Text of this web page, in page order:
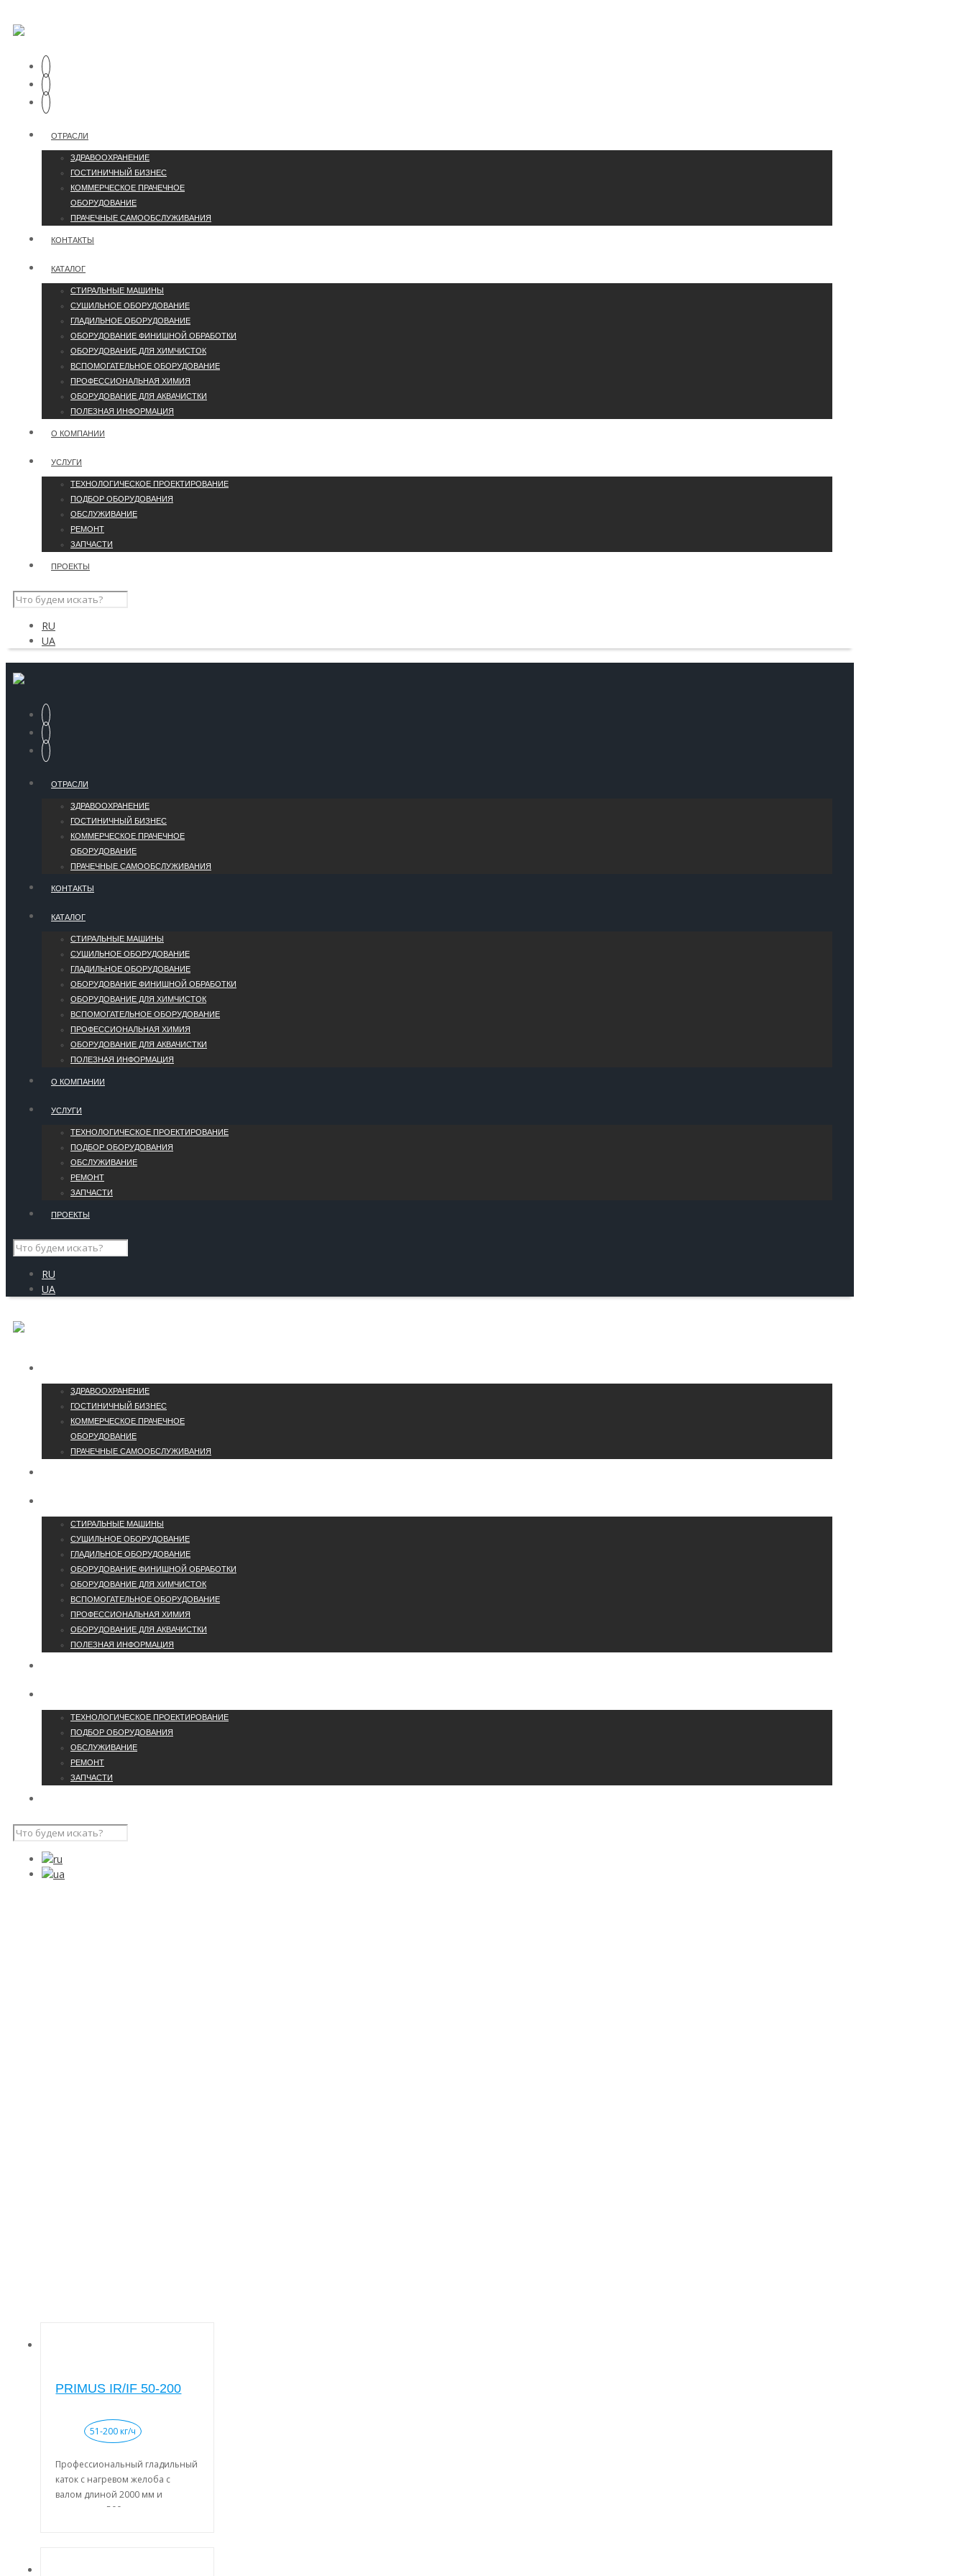
ОТРАСЛИ
ЗДРАВООХРАНЕНИЕ
ГОСТИНИЧНЫЙ БИЗНЕС
КОММЕРЧЕСКОЕ ПРАЧЕЧНОЕ
ОБОРУДОВАНИЕ
ПРАЧЕЧНЫЕ САМООБСЛУЖИВАНИЯ
КОНТАКТЫ
КАТАЛОГ
СТИРАЛЬНЫЕ МАШИНЫ
СУШИЛЬНОЕ ОБОРУДОВАНИЕ
ГЛАДИЛЬНОЕ ОБОРУДОВАНИЕ
ОБОРУДОВАНИЕ ФИНИШНОЙ ОБРАБОТКИ
ОБОРУДОВАНИЕ ДЛЯ ХИМЧИСТОК
ВСПОМОГАТЕЛЬНОЕ ОБОРУДОВАНИЕ
ПРОФЕССИОНАЛЬНАЯ ХИМИЯ
ОБОРУДОВАНИЕ ДЛЯ АКВАЧИСТКИ
ПОЛЕЗНАЯ ИНФОРМАЦИЯ
О КОМПАНИИ
УCЛУГИ
ТЕХНОЛОГИЧЕСКОЕ ПРОЕКТИРОВАНИЕ
ПОДБОР ОБОРУДОВАНИЯ
ОБСЛУЖИВАНИЕ
РЕМОНТ
ЗАПЧАСТИ
ПРОЕКТЫ
RU
UA
ОТРАСЛИ
ЗДРАВООХРАНЕНИЕ
ГОСТИНИЧНЫЙ БИЗНЕС
КОММЕРЧЕСКОЕ ПРАЧЕЧНОЕ
ОБОРУДОВАНИЕ
ПРАЧЕЧНЫЕ САМООБСЛУЖИВАНИЯ
КОНТАКТЫ
КАТАЛОГ
СТИРАЛЬНЫЕ МАШИНЫ
СУШИЛЬНОЕ ОБОРУДОВАНИЕ
ГЛАДИЛЬНОЕ ОБОРУДОВАНИЕ
ОБОРУДОВАНИЕ ФИНИШНОЙ ОБРАБОТКИ
ОБОРУДОВАНИЕ ДЛЯ ХИМЧИСТОК
ВСПОМОГАТЕЛЬНОЕ ОБОРУДОВАНИЕ
ПРОФЕССИОНАЛЬНАЯ ХИМИЯ
ОБОРУДОВАНИЕ ДЛЯ АКВАЧИСТКИ
ПОЛЕЗНАЯ ИНФОРМАЦИЯ
О КОМПАНИИ
УCЛУГИ
ТЕХНОЛОГИЧЕСКОЕ ПРОЕКТИРОВАНИЕ
ПОДБОР ОБОРУДОВАНИЯ
ОБСЛУЖИВАНИЕ
РЕМОНТ
ЗАПЧАСТИ
ПРОЕКТЫ
RU
UA
ЗДРАВООХРАНЕНИЕ
ГОСТИНИЧНЫЙ БИЗНЕС
КОММЕРЧЕСКОЕ ПРАЧЕЧНОЕ
ОБОРУДОВАНИЕ
ПРАЧЕЧНЫЕ САМООБСЛУЖИВАНИЯ
СТИРАЛЬНЫЕ МАШИНЫ
СУШИЛЬНОЕ ОБОРУДОВАНИЕ
ГЛАДИЛЬНОЕ ОБОРУДОВАНИЕ
ОБОРУДОВАНИЕ ФИНИШНОЙ ОБРАБОТКИ
ОБОРУДОВАНИЕ ДЛЯ ХИМЧИСТОК
ВСПОМОГАТЕЛЬНОЕ ОБОРУДОВАНИЕ
ПРОФЕССИОНАЛЬНАЯ ХИМИЯ
ОБОРУДОВАНИЕ ДЛЯ АКВАЧИСТКИ
ПОЛЕЗНАЯ ИНФОРМАЦИЯ
ТЕХНОЛОГИЧЕСКОЕ ПРОЕКТИРОВАНИЕ
ПОДБОР ОБОРУДОВАНИЯ
ОБСЛУЖИВАНИЕ
РЕМОНТ
ЗАПЧАСТИ
PRIMUS IR/IF 50-200
51-200 кг/ч
Профессиональный гладильный
каток с нагревом желоба с
валом длиной 2000 мм и
диаметром 500 мм